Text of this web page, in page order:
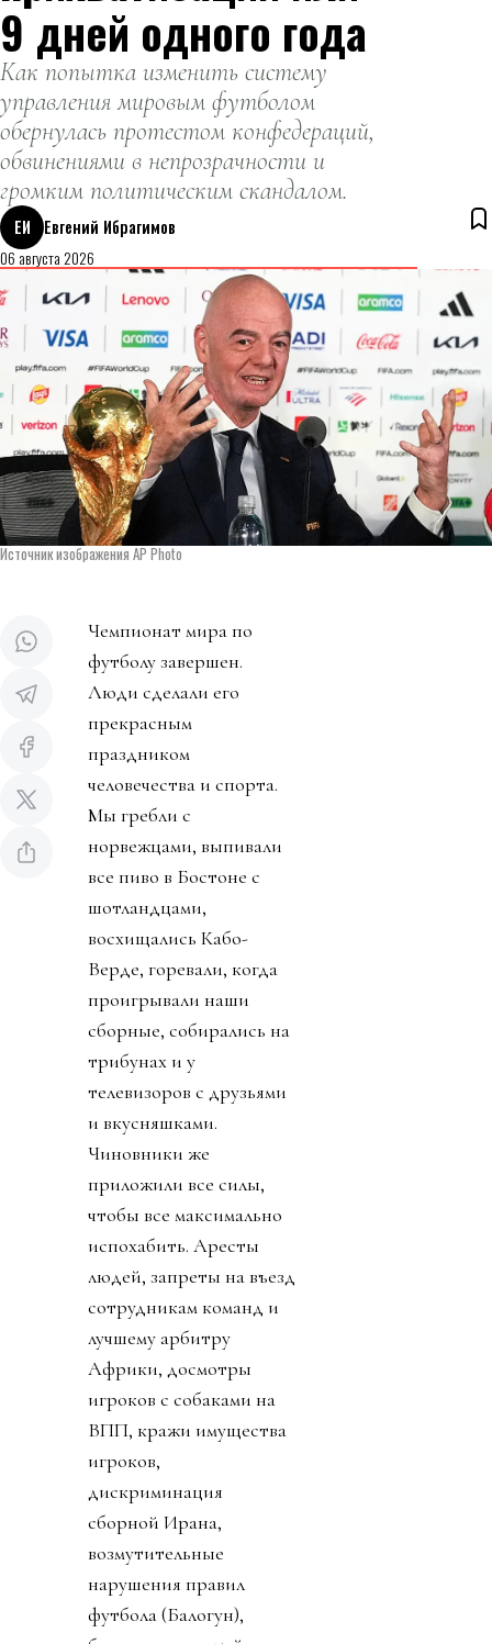
9 дней одного года
Как попытка изменить систему
управления мировым футболом
обернулась протестом конфедераций,
обвинениями в непрозрачности и
громким политическим скандалом.
ЕИ
Евгений Ибрагимов
06 августа 2026
Источник изображения AP Photo
Чемпионат мира по
футболу завершен.
Люди сделали его
прекрасным
праздником
человечества и спорта.
Мы гребли с
норвежцами, выпивали
все пиво в Бостоне с
шотландцами,
восхищались Кабо-
Верде, горевали, когда
проигрывали наши
сборные, собирались на
трибунах и у
телевизоров с друзьями
и вкусняшками.
Чиновники же
приложили все силы,
чтобы все максимально
испохабить. Аресты
людей, запреты на въезд
сотрудникам команд и
лучшему арбитру
Африки, досмотры
игроков с собаками на
ВПП, кражи имущества
игроков,
дискриминация
сборной Ирана,
возмутительные
нарушения правил
футбола (Балогун),